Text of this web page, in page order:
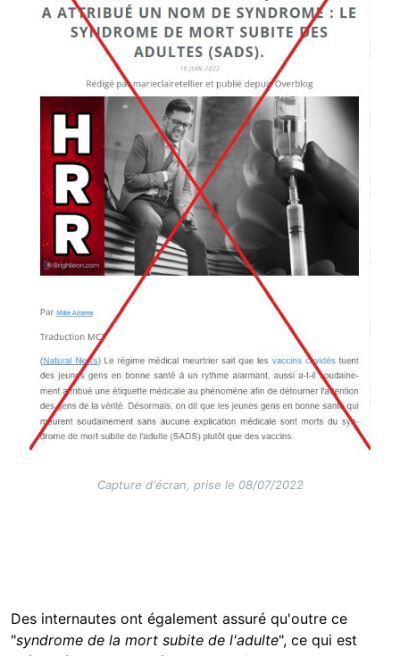
Capture d'écran, prise le 08/07/2022
Des internautes ont également assuré qu'outre ce
"syndrome de la mort subite de l'adulte", ce qui est